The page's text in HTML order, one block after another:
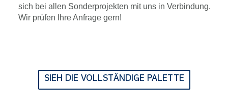
sich bei allen Sonderprojekten mit uns in Verbindung.
Wir prüfen Ihre Anfrage gern!
SIEH DIE VOLLSTÄNDIGE PALETTE